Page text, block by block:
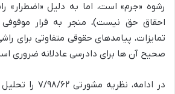
رشوه «جرم» است، اما به دلیل «اضطرار»
احقاق حق نیست)، منجر به قرار
تمایزات، پیامدهای حقوقی متفاوتی برای
صحیح آن ها برای دادرسی عادلانه ضروری
در ادامه،